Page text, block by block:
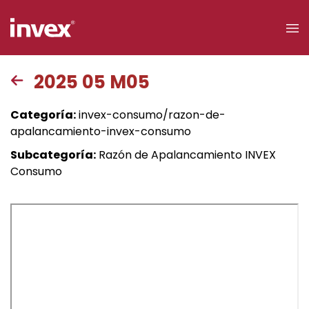
Acceso a
clientes
Buscar
2025 05 M05
Categoría:invex-consumo/razon-de-
apalancamiento-invex-consumo
Subcategoría: Razón de Apalancamiento INVEX
Consumo